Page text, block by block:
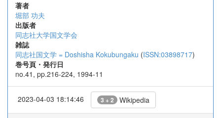
著者
堀部 功夫
出版者
同志社大学国文学会
雑誌
同志社国文学 = Doshisha Kokubungaku (ISSN:03898717)
巻号頁・発行日
no.41, pp.216-224, 1994-11
2023-04-03 18:14:46 3 + 2 Wikipedia